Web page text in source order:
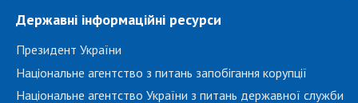
Державні інформаційні ресурси
Президент України
Національне агентство з питань запобігання корупції
Національне агентство України з питань державної служби